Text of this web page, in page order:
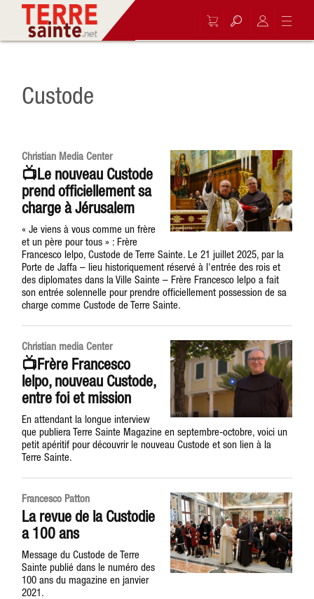
Custode
Christian Media Center
📺Le nouveau Custode
prend officiellement sa
charge à Jérusalem
« Je viens à vous comme un frère
et un père pour tous » : Frère
Francesco Ielpo, Custode de Terre Sainte. Le 21 juillet 2025, par la
Porte de Jaffa – lieu historiquement réservé à l'entrée des rois et
des diplomates dans la Ville Sainte – Frère Francesco Ielpo a fait
son entrée solennelle pour prendre officiellement possession de sa
charge comme Custode de Terre Sainte.
Christian media Center
📺Frère Francesco
Ielpo, nouveau Custode,
entre foi et mission
En attendant la longue interview
que publiera Terre Sainte Magazine en septembre-octobre, voici un
petit apéritif pour découvrir le nouveau Custode et son lien à la
Terre Sainte.
Francesco Patton
La revue de la Custodie
a 100 ans
Message du Custode de Terre
Sainte publié dans le numéro des
100 ans du magazine en janvier
2021.